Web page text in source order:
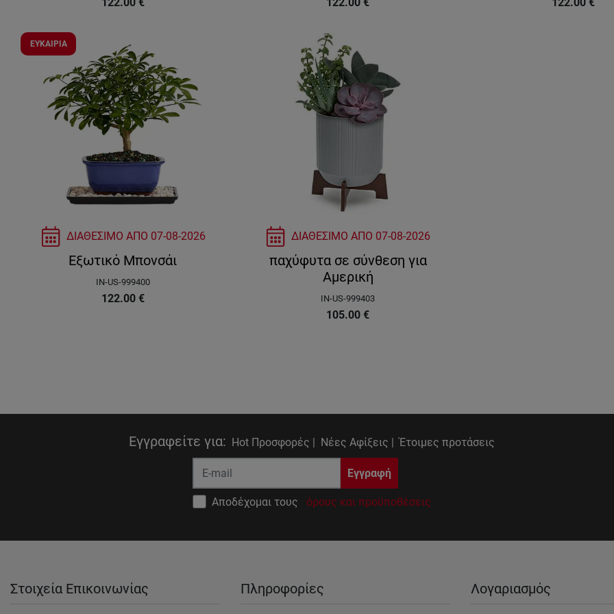
ΕΥΚΑΙΡΙΑ
ΔΙΑΘΕΣΙΜΟ ΑΠΟ 07-08-2026
Εξωτικό Μπονσάι
IN-US-999400
122.00 €
ΔΙΑΘΕΣΙΜΟ ΑΠΟ 07-08-2026
παχύφυτα σε σύνθεση για
Αμερική
IN-US-999403
105.00 €
Εγγραφείτε για: Hot Προσφορές | Νέες Αφίξεις | Έτοιμες προτάσεις
Εγγραφή
Αποδέχομαι τους όρους και προϋποθέσεις
Στοιχεία Επικοινωνίας Πληροφορίες Λογαριασμός